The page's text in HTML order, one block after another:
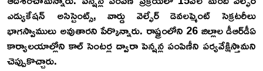
ఎడ్యుకేషన్ అసిస్టెంట్స్, వార్డు వెల్ఫేర్ డెవలప్మెంట్ సెక్రటరీలు
భాగస్వాములు అవుతారని పేర్కొన్నారు. రాష్ట్రంలోని 26 జిల్లాల డీఆర్‌డీఏ
కార్యాలయాల్లోని కాల్ సెంటర్ల ద్వారా పెన్షన్ల పంపిణీని పర్యవేక్షిస్తామని
చెప్పుకొచ్చారు.